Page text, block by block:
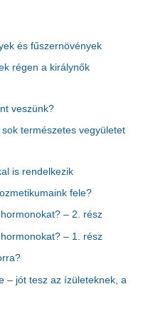
és fűszernövények
régen a királynők
veszünk?
természetes vegyületet
is rendelkezik
fele?
– 2. rész
– 1. rész
– jót tesz az ízületeknek, a